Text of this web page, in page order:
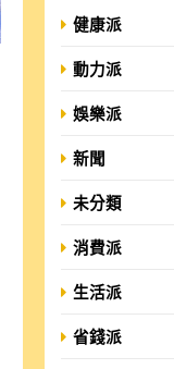
健康派
動力派
娛樂派
新聞
未分類
消費派
生活派
省錢派